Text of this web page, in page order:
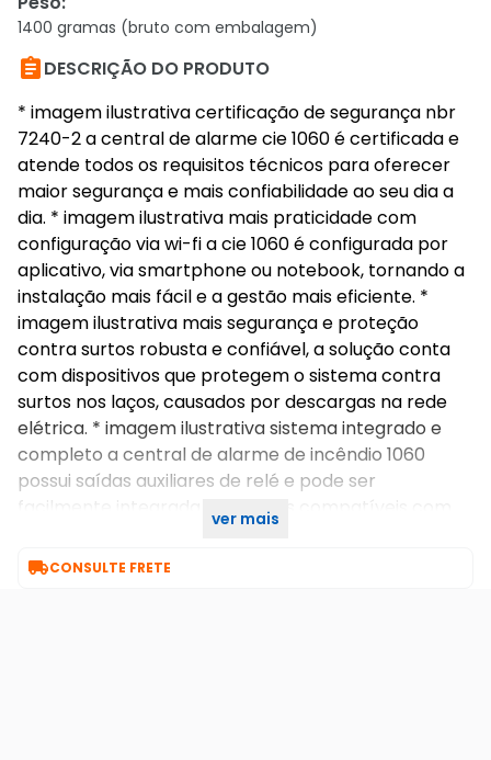
1400 gramas (bruto com embalagem)
DESCRIÇÃO DO PRODUTO
* imagem ilustrativa certificação de segurança nbr
7240-2 a central de alarme cie 1060 é certificada e
atende todos os requisitos técnicos para oferecer
maior segurança e mais confiabilidade ao seu dia a
dia. * imagem ilustrativa mais praticidade com
configuração via wi-fi a cie 1060 é configurada por
aplicativo, via smartphone ou notebook, tornando a
instalação mais fácil e a gestão mais eficiente. *
imagem ilustrativa mais segurança e proteção
contra surtos robusta e confiável, a solução conta
com dispositivos que protegem o sistema contra
surtos nos laços, causados por descargas na rede
elétrica. * imagem ilustrativa sistema integrado e
completo a central de alarme de incêndio 1060
possui saídas auxiliares de relé e pode ser
facilmente integrada a soluções compatíveis com
ver mais
CONSULTE FRETE